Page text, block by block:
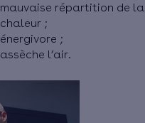
mauvaise répartition de la
chaleur ;
énergivore ;
assèche l’air.